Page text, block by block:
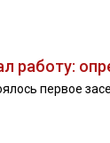
работу:
первое